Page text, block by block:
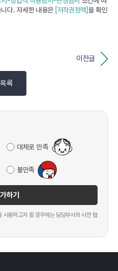
다. 자세한 내용은 [저작권정책]을 확인
이전글
목록
대체로 만족
불만족
하기
사용하고자 할 경우에는 담당부서와 사전 협